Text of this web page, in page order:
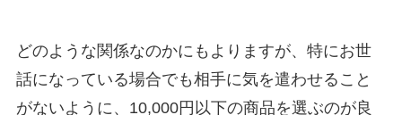
どのような関係なのかにもよりますが、特にお世
話になっている場合でも相手に気を遣わせること
がないように、10,000円以下の商品を選ぶのが良